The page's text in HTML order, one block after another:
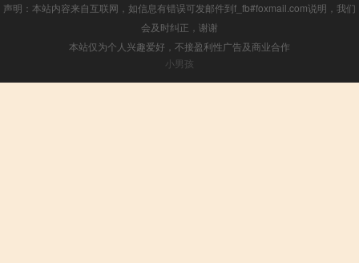
声明：本站内容来自互联网，如信息有错误可发邮件到f_fb#foxmail.com说明，我们
会及时纠正，谢谢
本站仅为个人兴趣爱好，不接盈利性广告及商业合作
小男孩